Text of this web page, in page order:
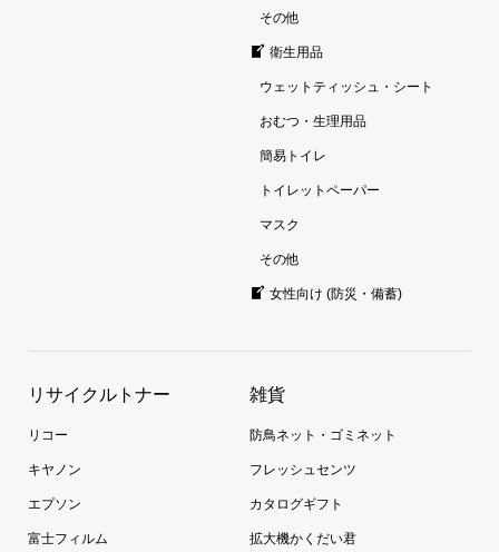
その他
衛生用品
ウェットティッシュ・シート
おむつ・生理用品
簡易トイレ
トイレットペーパー
マスク
その他
女性向け (防災・備蓄)
リサイクルトナー
リコー
キヤノン
エプソン
富士フィルム
雑貨
防鳥ネット・ゴミネット
フレッシュセンツ
カタログギフト
拡大機かくだい君